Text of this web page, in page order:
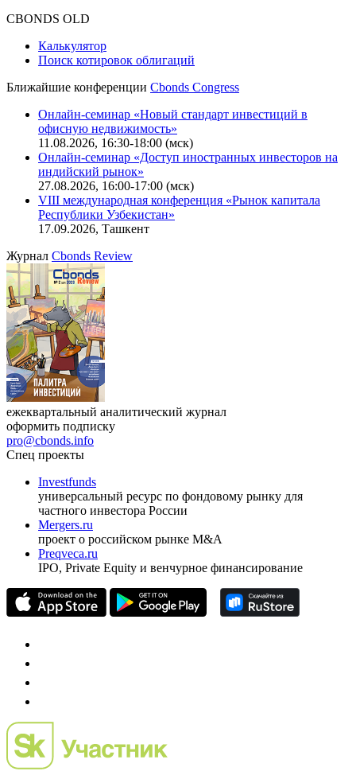
CBONDS OLD
Калькулятор
Поиск котировок облигаций
Ближайшие конференции Cbonds Congress
Онлайн-семинар «Новый стандарт инвестиций в
офисную недвижимость»
11.08.2026, 16:30-18:00 (мск)
Онлайн-семинар «Доступ иностранных инвесторов на
индийский рынок»
27.08.2026, 16:00-17:00 (мск)
VIII международная конференция «Рынок капитала
Республики Узбекистан»
17.09.2026, Ташкент
Журнал Cbonds Review
ежеквартальный аналитический журнал
оформить подписку
pro@cbonds.info
Спец проекты
Investfunds
универсальный ресурс по фондовому рынку для
частного инвестора России
Mergers.ru
проект о российском рынке M&A
Preqveca.ru
IPO, Private Equity и венчурное финансирование